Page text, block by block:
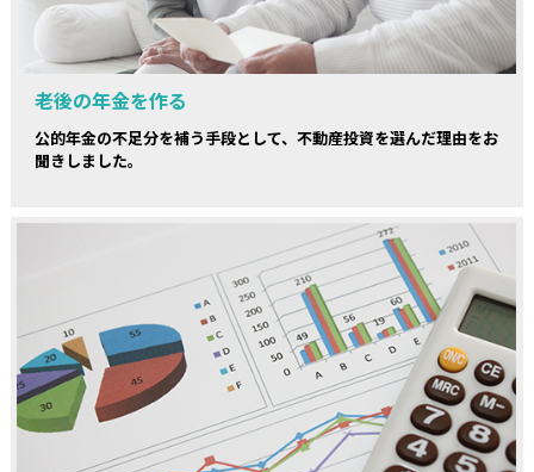
老後の年金を作る
公的年金の不足分を補う手段として、不動産投資を選んだ理由をお
聞きしました。